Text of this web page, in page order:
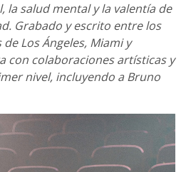
la salud mental y la valentía de
Grabado y escrito entre los
Los Ángeles, Miami y
con colaboraciones artísticas y
nivel, incluyendo a Bruno